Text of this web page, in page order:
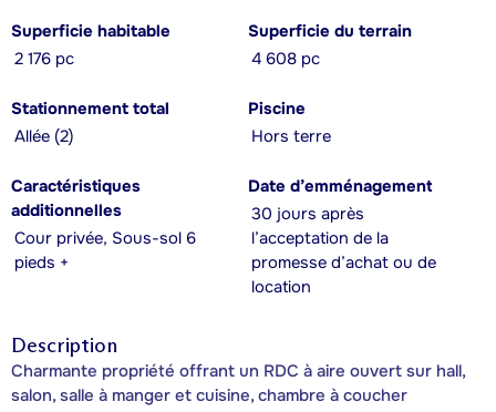
Superficie habitable
2 176 pc
Superficie du terrain
4 608 pc
Stationnement total
Allée (2)
Piscine
Hors terre
Caractéristiques
additionnelles
Cour privée, Sous-sol 6
pieds +
Date d’emménagement
30 jours après
l’acceptation de la
promesse d’achat ou de
location
Description
Charmante propriété offrant un RDC à aire ouvert sur hall,
salon, salle à manger et cuisine, chambre à coucher